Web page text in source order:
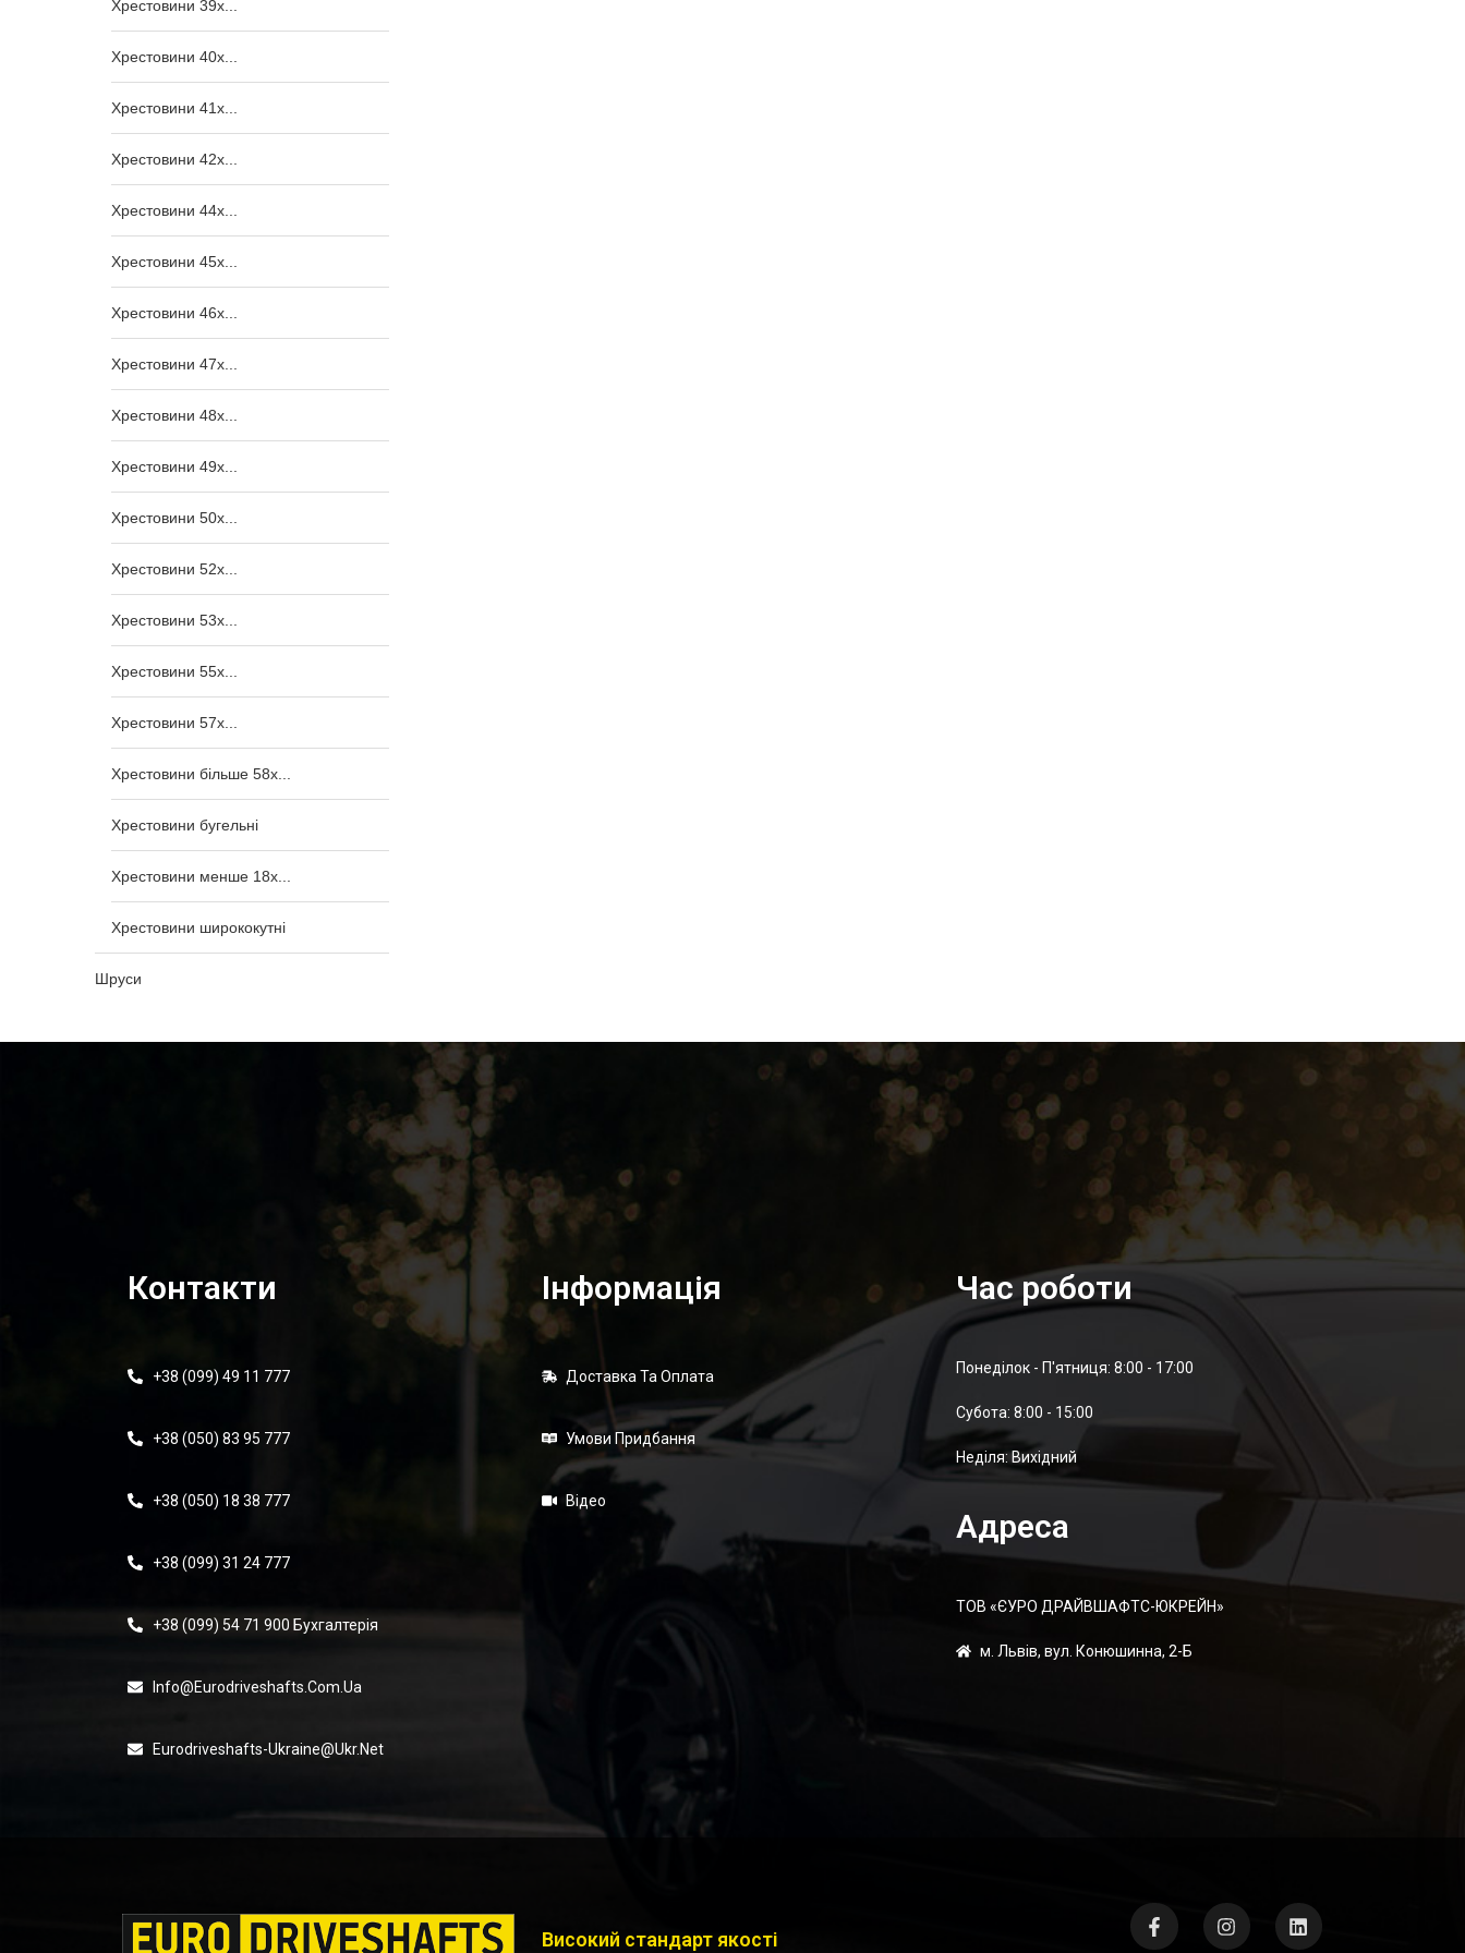
Хрестовини 39x...
Хрестовини 40x...
Хрестовини 41x...
Хрестовини 42x...
Хрестовини 44x...
Хрестовини 45x...
Хрестовини 46x...
Хрестовини 47x...
Хрестовини 48x...
Хрестовини 49x...
Хрестовини 50x...
Хрестовини 52x...
Хрестовини 53x...
Хрестовини 55x...
Хрестовини 57x...
Хрестовини більше 58x...
Хрестовини бугельні
Хрестовини менше 18x...
Хрестовини ширококутні
Шруси
Контакти
+38 (099) 49 11 777
+38 (050) 83 95 777
+38 (050) 18 38 777
+38 (099) 31 24 777
+38 (099) 54 71 900 Бухгалтерія
Info@eurodriveshafts.com.ua
Eurodriveshafts-Ukraine@ukr.net
Інформація
Доставка Та Оплата
Умови Придбання
Відео
Час роботи
Понеділок - П'ятниця: 8:00 - 17:00
Суботa: 8:00 - 15:00
Неділя: Вихідний
Адреса
ТОВ «ЄУРО ДРАЙВШАФТC-ЮКРЕЙН»
м. Львів, вул. Конюшинна, 2-Б
Високий стандарт якості